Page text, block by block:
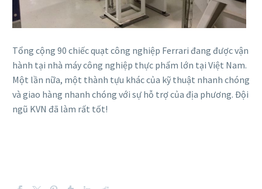
Tổng cộng 90 chiếc quạt công nghiệp Ferrari đang được vận
hành tại nhà máy công nghiệp thực phẩm lớn tại Việt Nam.
Một lần nữa, một thành tựu khác của kỹ thuật nhanh chóng
và giao hàng nhanh chóng với sự hỗ trợ của địa phương. Đội
ngũ KVN đã làm rất tốt!